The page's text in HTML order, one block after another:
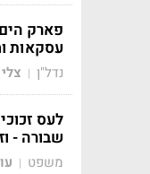
עסקאות
נדל"ן |
לעס
שבורה -
משפט |